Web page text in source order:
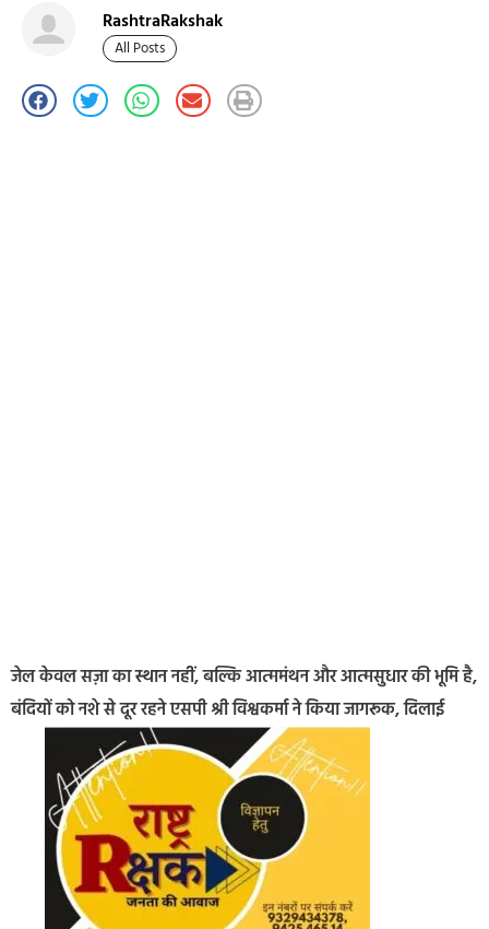
RashtraRakshak
All Posts
जेल केवल सज़ा का स्थान नहीं, बल्कि आत्ममंथन और आत्मसुधार की भूमि है,
बंदियों को नशे से दूर रहने एसपी श्री विश्वकर्मा ने किया जागरूक, दिलाई